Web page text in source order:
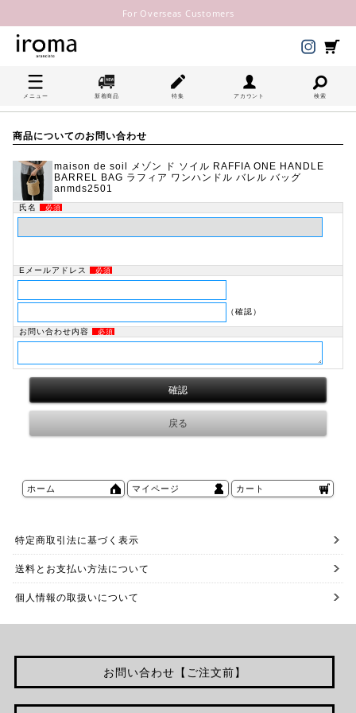
For Overseas Customers
メニュー 新着商品 特集 アカウント 検索
商品についてのお問い合わせ
maison de soil メゾン ド ソイル RAFFIA ONE HANDLE
BARREL BAG ラフィア ワンハンドル バレル バッグ
anmds2501
氏名 必須
Eメールアドレス 必須
（確認）
お問い合わせ内容 必須
ホーム マイページ カート
特定商取引法に基づく表示
送料とお支払い方法について
個人情報の取扱いについて
お問い合わせ【ご注文前】